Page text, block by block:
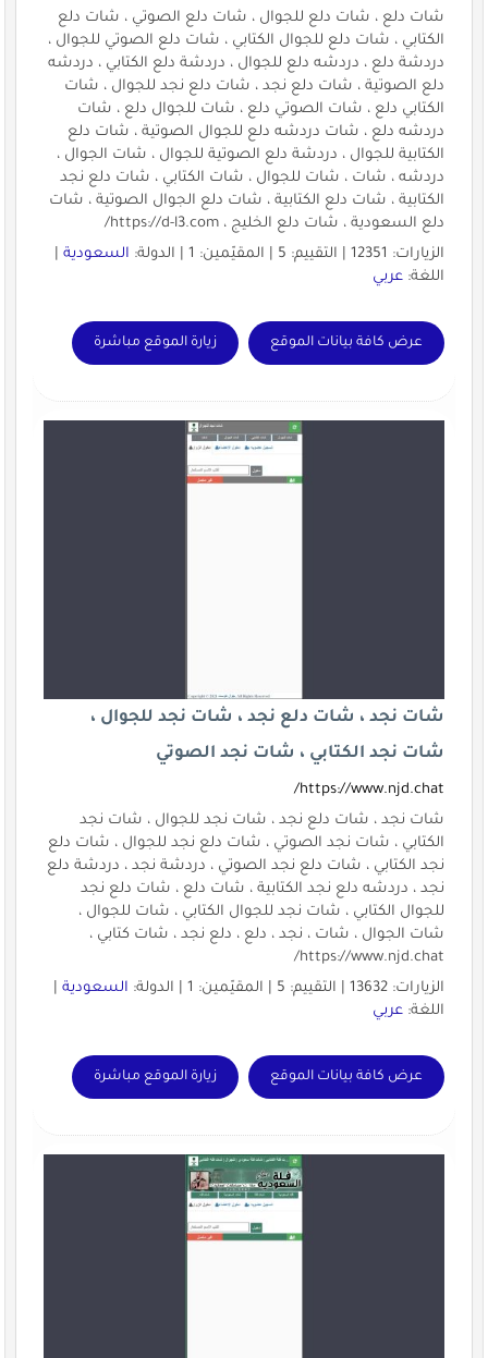
شات دلع ، شات دلع للجوال ، شات دلع الصوتي ، شات دلع
الكتابي ، شات دلع للجوال الكتابي ، شات دلع الصوتي للجوال ،
دردشة دلع ، دردشه دلع للجوال ، دردشة دلع الكتابي ، دردشه
دلع الصوتية ، شات دلع نجد ، شات دلع نجد للجوال ، شات
الكتابي دلع ، شات الصوتي دلع ، شات للجوال دلع ، شات
دردشه دلع ، شات دردشه دلع للجوال الصوتية ، شات دلع
الكتابية للجوال ، دردشة دلع الصوتية للجوال ، شات الجوال ،
دردشه ، شات ، شات للجوال ، شات الكتابي ، شات دلع نجد
الكتابية ، شات دلع الكتابية ، شات دلع الجوال الصوتية ، شات
دلع السعودية ، شات دلع الخليج ، https://d-l3.com/
الزيارات: 12351 | التقييم: 5 | المقيّمين: 1 | الدولة:
السعودية|
اللغة: عربي
عرض كافة بيانات الموقع زيارة الموقع مباشرة
شات نجد ، شات دلع نجد ، شات نجد للجوال ،
شات نجد الكتابي ، شات نجد الصوتي
https://www.njd.chat/
شات نجد ، شات دلع نجد ، شات نجد للجوال ، شات نجد
الكتابي ، شات نجد الصوتي ، شات دلع نجد للجوال ، شات دلع
نجد الكتابي ، شات دلع نجد الصوتي ، دردشة نجد ، دردشة دلع
نجد ، دردشه دلع نجد الكتابية ، شات دلع ، شات دلع نجد
للجوال الكتابي ، شات نجد للجوال الكتابي ، شات للجوال ،
شات الجوال ، شات ، نجد ، دلع ، دلع نجد ، شات كتابي ،
https://www.njd.chat/
الزيارات: 13632 | التقييم: 5 | المقيّمين: 1 | الدولة:
السعودية|
اللغة: عربي
عرض كافة بيانات الموقع زيارة الموقع مباشرة